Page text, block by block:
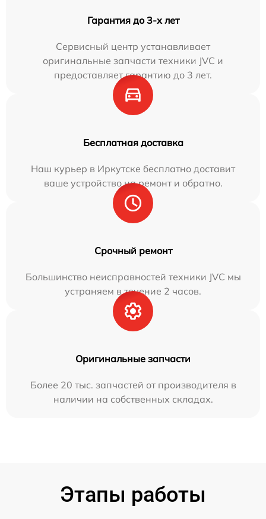
Гарантия до 3-х лет
Сервисный центр устанавливает
оригинальные запчасти техники JVC и
предоставляет гарантию до 3 лет.
Бесплатная доставка
Наш курьер в Иркутске бесплатно доставит
ваше устройство на ремонт и обратно.
Срочный ремонт
Большинство неисправностей техники JVC мы
устраняем в течение 2 часов.
Оригинальные запчасти
Более 20 тыс. запчастей от производителя в
наличии на собственных складах.
Этапы работы